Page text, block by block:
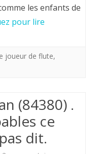
viennent
les enfants de
pour lire
joueur de flute,
(84380) .
ce
dit.